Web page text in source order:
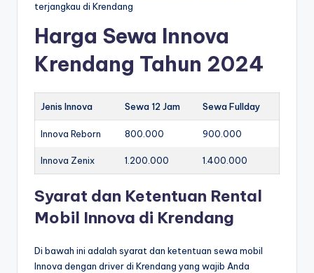
terjangkau di Krendang
Harga Sewa Innova
Krendang Tahun 2024
Jenis Innova Sewa 12 Jam Sewa Fullday
Innova Reborn 800.000 900.000
Innova Zenix 1.200.000 1.400.000
Syarat dan Ketentuan Rental
Mobil Innova di Krendang
Di bawah ini adalah syarat dan ketentuan sewa mobil
Innova dengan driver di Krendang yang wajib Anda